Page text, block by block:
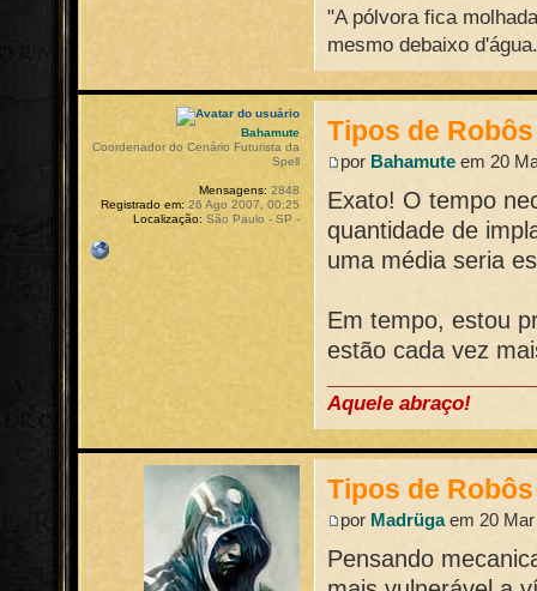
"A pólvora fica
mesmo debaixo
Tipos de Robôs
por Bahamute em 20
Exato! O tempo
quantidade de
uma média seria
Em tempo, estou
estão cada vez
Aquele abraço!
Bahamute
Coordenador do Cenário Futurista da
Spell
Mensagens: 2848
Registrado em: 26 Ago 2007, 00:25
Localização: São Paulo - SP -
Tipos de Robôs
por Madrügaem 20 Mar
Pensando